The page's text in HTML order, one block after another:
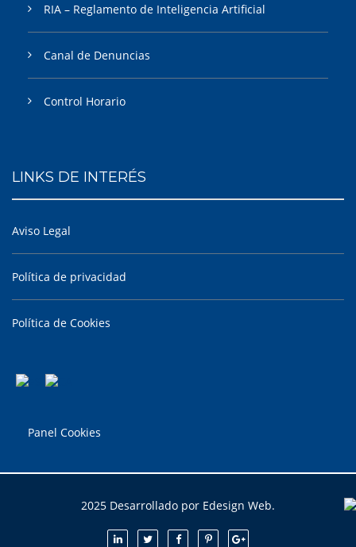
RIA – Reglamento de Inteligencia Artificial
Canal de Denuncias
Control Horario
LINKS DE INTERÉS
Aviso Legal
Política de privacidad
Política de Cookies
Panel Cookies
2025 Desarrollado por Edesign Web.